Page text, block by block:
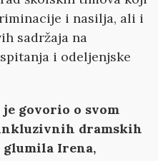
i nasilja, ali i
sadržaja na
i odeljenjske
govorio o svom
dramskih
glumila Irena,